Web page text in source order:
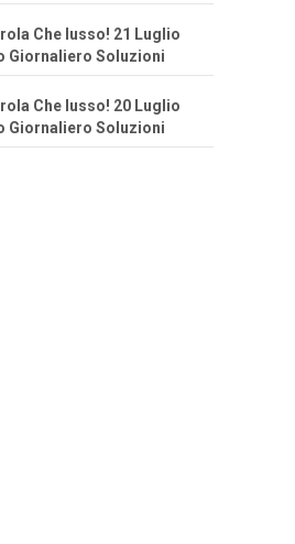
Che lusso! 21 Luglio
Giornaliero Soluzioni
Che lusso! 20 Luglio
Giornaliero Soluzioni